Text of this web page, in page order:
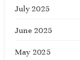
July 2025
June 2025
May 2025